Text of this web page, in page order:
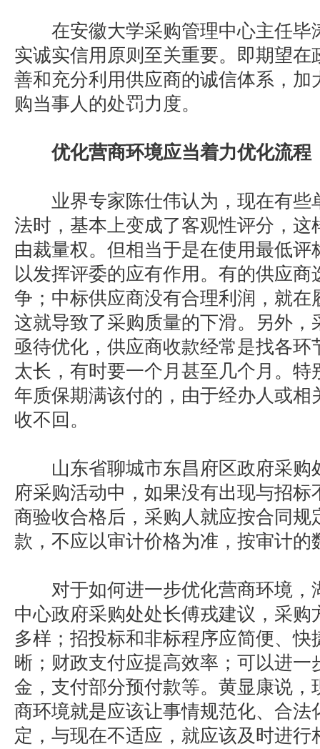
在安徽大学采购管理中心主任毕
实诚实信用原则至关重要。即期望在
善和充分利用供应商的诚信体系，加
购当事人的处罚力度。
优化营商环境应当着力优化流程
业界专家陈仕伟认为，现在有些
法时，基本上变成了客观性评分，这
由裁量权。但相当于是在使用最低评
以发挥评委的应有作用。有的供应商
争；中标供应商没有合理利润，就在
这就导致了采购质量的下滑。另外，
亟待优化，供应商收款经常是找各环
太长，有时要一个月甚至几个月。特
年质保期满该付的，由于经办人或相
收不回。
山东省聊城市东昌府区政府采购
府采购活动中，如果没有出现与招标
商验收合格后，采购人就应按合同规
款，不应以审计价格为准，按审计的
对于如何进一步优化营商环境，
中心政府采购处处长傅戎建议，采购
多样；招投标和非标程序应简便、快
晰；财政支付应提高效率；可以进一
金，支付部分预付款等。黄显康说，
商环境就是应该让事情规范化、合法
定，与现在不适应，就应该及时进行